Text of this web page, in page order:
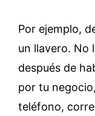
Por ejemplo,
un llavero. No
después de
por tu
teléfono,